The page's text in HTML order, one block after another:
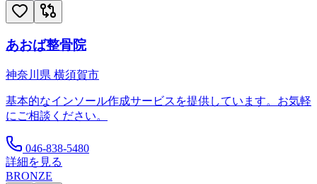
あおば整骨院
神奈川県 横須賀市
基本的なインソール作成サービスを提供しています。お気軽
にご相談ください。
046-838-5480
詳細を見る
BRONZE